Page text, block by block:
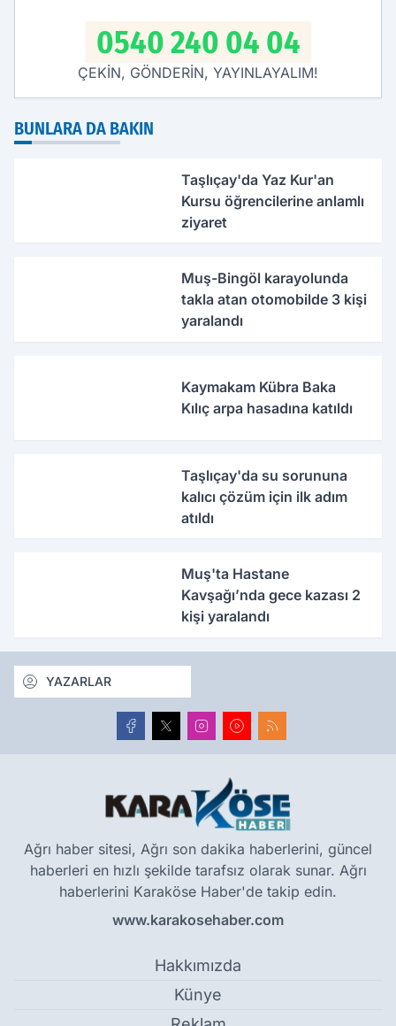
0540 240 04 04
ÇEKİN, GÖNDERİN, YAYINLAYALIM!
BUNLARA DA BAKIN
Taşlıçay'da Yaz Kur'an
Kursu öğrencilerine anlamlı
ziyaret
Muş-Bingöl karayolunda
takla atan otomobilde 3 kişi
yaralandı
Kaymakam Kübra Baka
Kılıç arpa hasadına katıldı
Taşlıçay'da su sorununa
kalıcı çözüm için ilk adım
atıldı
Muş'ta Hastane
Kavşağı’nda gece kazası 2
kişi yaralandı
YAZARLAR
Ağrı haber sitesi, Ağrı son dakika haberlerini, güncel
haberleri en hızlı şekilde tarafsız olarak sunar. Ağrı
haberlerini Karaköse Haber'de takip edin.
www.karakosehaber.com
Hakkımızda
Künye